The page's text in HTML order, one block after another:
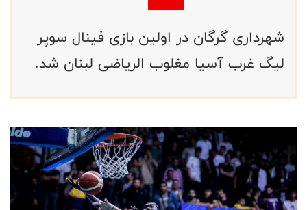
شهرداری گرگان در اولین بازی فینال سوپر
لیگ غرب آسیا مغلوب الریاضی لبنان شد.